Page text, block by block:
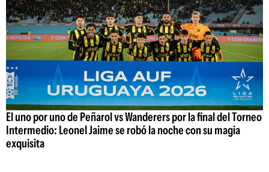
El uno por uno de Peñarol vs Wanderers por la final del Torneo
Intermedio: Leonel Jaime se robó la noche con su magia
exquisita